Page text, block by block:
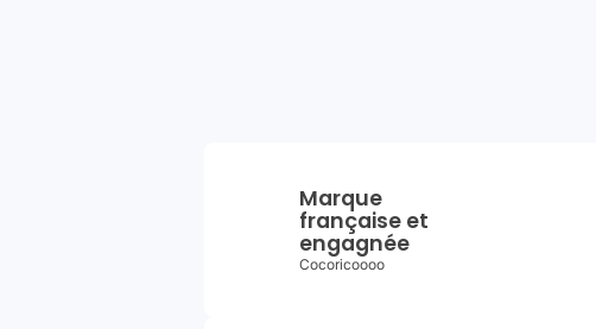
Marque
française et
engagnée
Cocoricoooo